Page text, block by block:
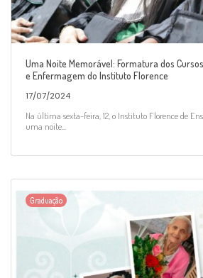
Uma Noite Memorável: Formatura dos
e Enfermagem do Instituto Florence
17/07/2024
Na última sexta-feira, 12, o Instituto Florence de
uma noite...
Graduação